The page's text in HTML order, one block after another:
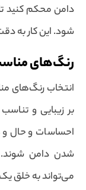
دامن محکم کنید
شود. این کار به
رنگ‌های
انتخاب رنگ‌های
بر زیبایی و
احساسات و حال و
شدن دامن
می‌تواند به خلق